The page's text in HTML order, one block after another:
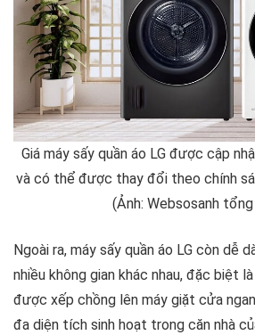
Giá máy sấy quần áo LG được cập
và có thể được thay đổi theo chính
(Ảnh: Websosanh tổng
Ngoài ra, máy sấy quần áo LG còn dễ
nhiều không gian khác nhau, đặc biệt
được xếp chồng lên máy giặt cửa
đa diện tích sinh hoạt trong căn nhà